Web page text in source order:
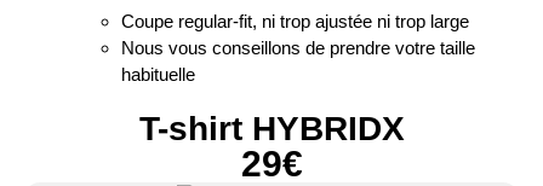
Coupe regular-fit, ni trop ajustée ni trop large
Nous vous conseillons de prendre votre taille
habituelle
T-shirt HYBRIDX
29€